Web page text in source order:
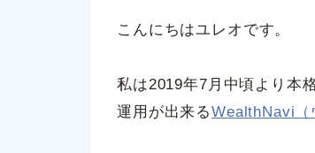
こんにちはユレオです。
私は2019年7月中頃より本
運用が出来るWealthNavi（